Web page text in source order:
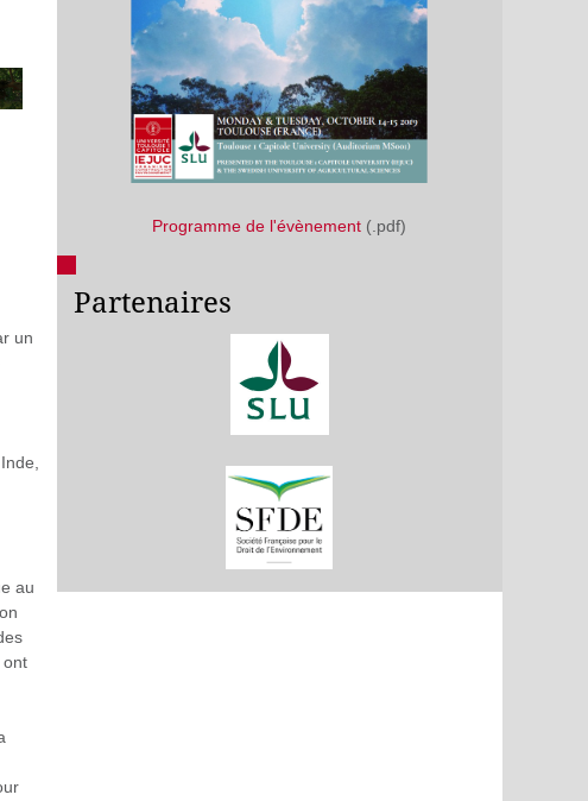
un
au
ont
Programme de l'évènement (.pdf)
Partenaires